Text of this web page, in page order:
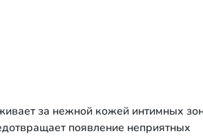
за нежной кожей интимных
появление неприятных